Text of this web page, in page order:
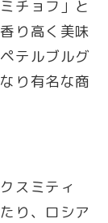
チョフ」と
り高く美味
テルブルグ
り有名な商
スミティ
り、ロシア